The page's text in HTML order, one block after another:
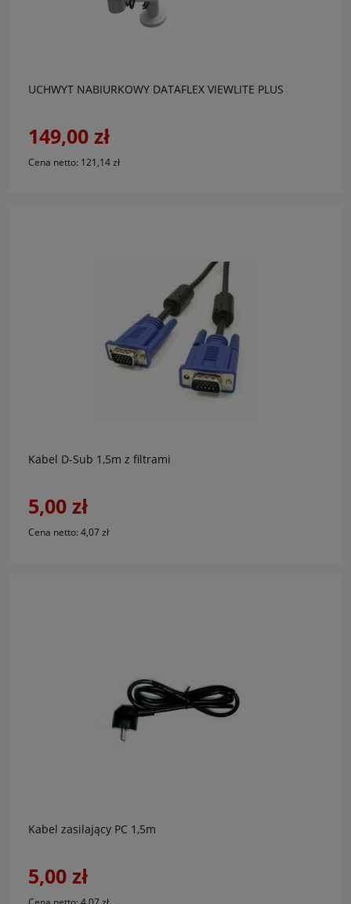
UCHWYT NABIURKOWY DATAFLEX VIEWLITE PLUS
149,00 zł
Cena netto: 121,14 zł
Kabel D-Sub 1,5m z filtrami
5,00 zł
Cena netto: 4,07 zł
Kabel zasilający PC 1,5m
5,00 zł